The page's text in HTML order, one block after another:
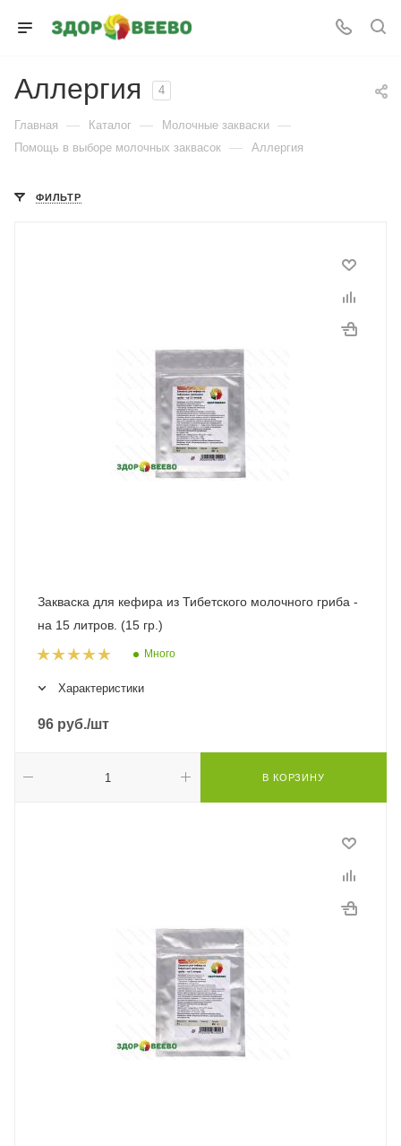
Аллергия 4
Главная — Каталог — Молочные закваски —
Помощь в выборе молочных заквасок — Аллергия
ФИЛЬТР
Закваска для кефира из Тибетского молочного гриба -
на 15 литров. (15 гр.)
Много
Характеристики
96 руб./шт
В КОРЗИНУ